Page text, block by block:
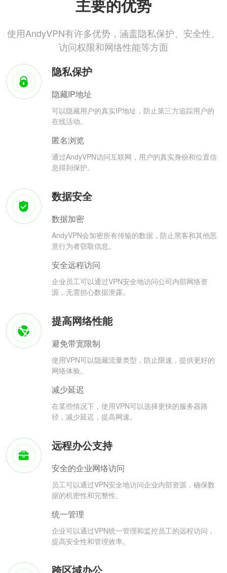
主要的优势
使用AndyVPN有许多优势，涵盖隐私保护、安全性、
访问权限和网络性能等方面
隐私保护
隐藏IP地址
可以隐藏用户的真实IP地址，防止第三方追踪用户的
在线活动。
匿名浏览
通过AndyVPN访问互联网，用户的真实身份和位置信
息得到保护。
数据安全
数据加密
AndyVPN会加密所有传输的数据，防止黑客和其他恶
意行为者窃取信息。
安全远程访问
企业员工可以通过VPN安全地访问公司内部网络资
源，无需担心数据泄露。
提高网络性能
避免带宽限制
使用VPN可以隐藏流量类型，防止限速，提供更好的
网络体验。
减少延迟
在某些情况下，使用VPN可以选择更快的服务器路
径，减少延迟，提高网速。
远程办公支持
安全的企业网络访问
员工可以通过VPN安全地访问企业内部资源，确保数
据的机密性和完整性。
统一管理
企业可以通过VPN统一管理和监控员工的远程访问，
提高安全性和管理效率。
跨区域办公